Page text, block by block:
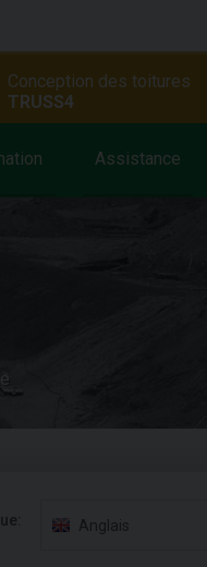
Assistance
Conception des toitures
TRUSS4
Anglais